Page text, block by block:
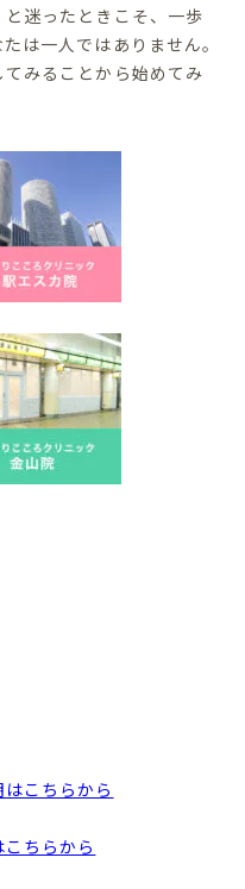
迷ったときこそ、一歩
は一人ではありません。
みることから始めてみ
こちらから
ちらから